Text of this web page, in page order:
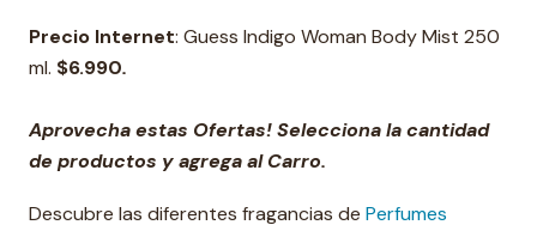
Precio Internet: Guess Indigo Woman Body Mist 250
ml. $6.990.
Aprovecha estas Ofertas! Selecciona la cantidad
de productos y agrega al Carro.
Descubre las diferentes fragancias de Perfumes